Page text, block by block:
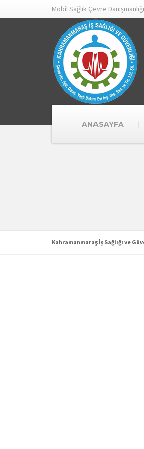
Mobil Sağlık Çevre
ANASAYFA
Kahramanmaraş İş Sağlığı ve